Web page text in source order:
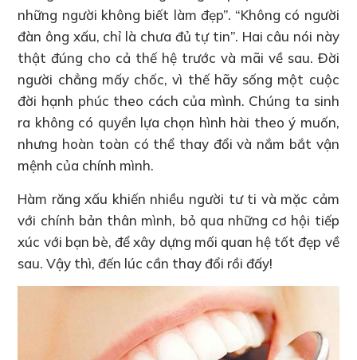
những người không biết làm đẹp”. “Không có người
đàn ông xấu, chỉ là chưa đủ tự tin”. Hai câu nói này
thật đúng cho cả thế hệ trước và mãi về sau. Đời
người chẳng mấy chốc, vì thế hãy sống một cuộc
đời hạnh phúc theo cách của mình. Chúng ta sinh
ra không có quyền lựa chọn hình hài theo ý muốn,
nhưng hoàn toàn có thể thay đổi và nắm bắt vận
mệnh của chính mình.
Hàm răng xấu khiến nhiều người tư ti và mặc cảm
với chính bản thân mình, bỏ qua những cơ hội tiếp
xúc với bạn bè, để xây dựng mối quan hệ tốt đẹp về
sau. Vậy thì, đến lúc cần thay đổi rồi đấy!